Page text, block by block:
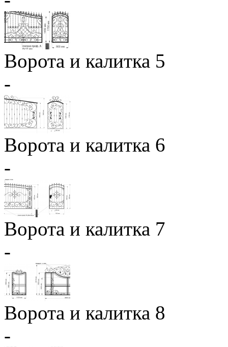
Ворота и калитка 5
-
Ворота и калитка 6
-
Ворота и калитка 7
-
Ворота и калитка 8
-